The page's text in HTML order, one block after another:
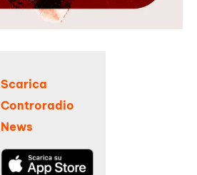
Scarica
Controradio
News